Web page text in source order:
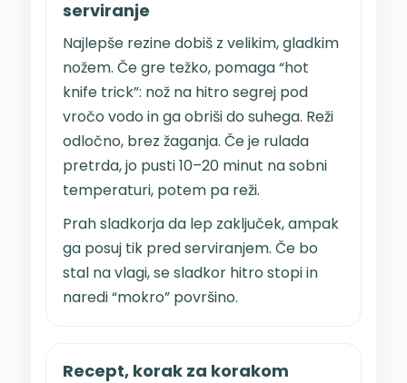
serviranje
Najlepše rezine dobiš z velikim, gladkim
nožem. Če gre težko, pomaga “hot
knife trick”: nož na hitro segrej pod
vročo vodo in ga obriši do suhega. Reži
odločno, brez žaganja. Če je rulada
pretrda, jo pusti 10–20 minut na sobni
temperaturi, potem pa reži.
Prah sladkorja da lep zaključek, ampak
ga posuj tik pred serviranjem. Če bo
stal na vlagi, se sladkor hitro stopi in
naredi “mokro” površino.
Recept, korak za korakom